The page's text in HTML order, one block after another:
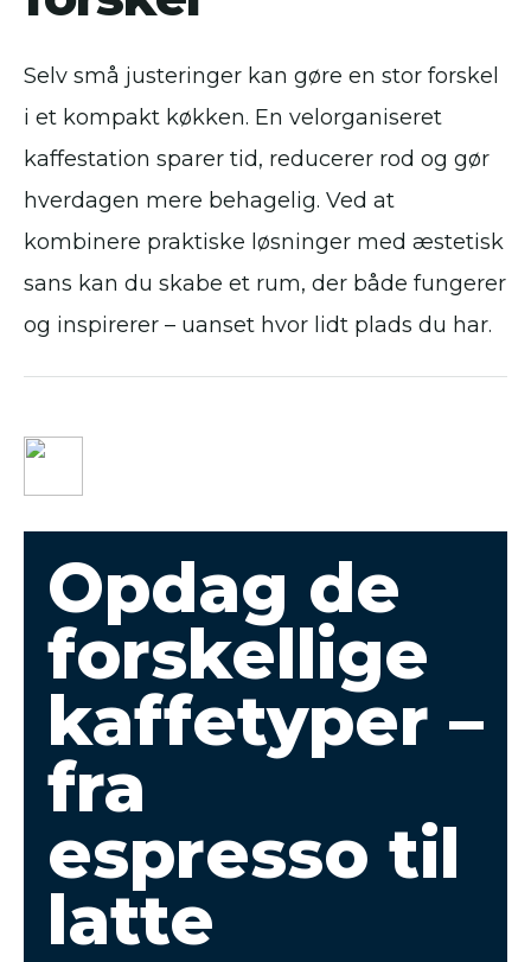
Selv små justeringer kan gøre en stor forskel
i et kompakt køkken. En velorganiseret
kaffestation sparer tid, reducerer rod og gør
hverdagen mere behagelig. Ved at
kombinere praktiske løsninger med æstetisk
sans kan du skabe et rum, der både fungerer
og inspirerer – uanset hvor lidt plads du har.
Opdag de
forskellige
kaffetyper –
fra
espresso til
latte